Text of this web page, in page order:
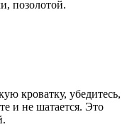
позолотой.
кроватку, убедитесь,
и не шатается. Это